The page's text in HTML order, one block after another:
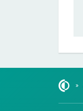
»